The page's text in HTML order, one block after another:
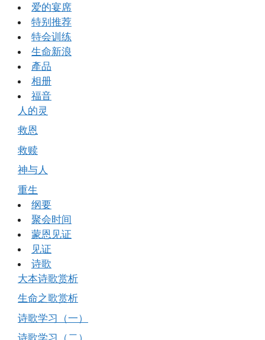
爱的宴席
特别推荐
特会训练
生命新浪
產品
相册
福音
人的灵
救恩
救赎
神与人
重生
纲要
聚会时间
蒙恩见证
见证
诗歌
大本诗歌赏析
生命之歌赏析
诗歌学习（一）
诗歌学习（二）